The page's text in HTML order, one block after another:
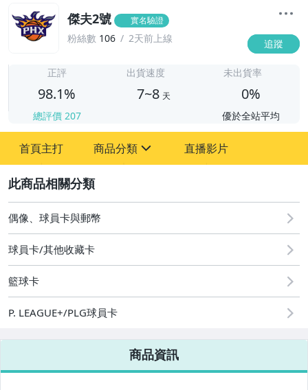
傑夫2號 實名驗證
粉絲數 106 2天前上線 追蹤
正評
98.1%
總評價 207
出貨速度
7~8 天
未出貨率
0%
優於全站平均
首頁主打 商品分類
偶像、球員卡與郵幣
直播影片
偶像、球員卡與郵幣
球員卡/其他收藏卡
籃球卡
P. LEAGUE+/PLG球員卡
商品資訊